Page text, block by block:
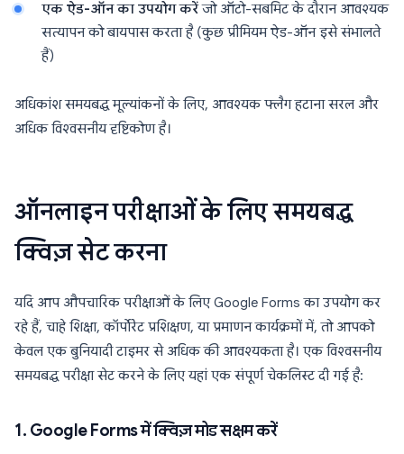
एक ऐड-ऑन का उपयोग करेंजो ऑटो-सबमिट के दौरान आवश्यक
सत्यापन को बायपास करता है (कुछ प्रीमियम ऐड-ऑन इसे संभालते
हैं)
अधिकांश समयबद्ध मूल्यांकनों के लिए, आवश्यक फ्लैग हटाना सरल और
अधिक विश्वसनीय दृष्टिकोण है।
ऑनलाइन परीक्षाओं के लिए समयबद्ध
क्विज़ सेट करना
यदि आप औपचारिक परीक्षाओं के लिए Google Forms का उपयोग कर
रहे हैं, चाहे शिक्षा, कॉर्पोरेट प्रशिक्षण, या प्रमाणन कार्यक्रमों में, तो आपको
केवल एक बुनियादी टाइमर से अधिक की आवश्यकता है। एक विश्वसनीय
समयबद्ध परीक्षा सेट करने के लिए यहां एक संपूर्ण चेकलिस्ट दी गई है:
1. Google Forms में क्विज़ मोड सक्षम करें